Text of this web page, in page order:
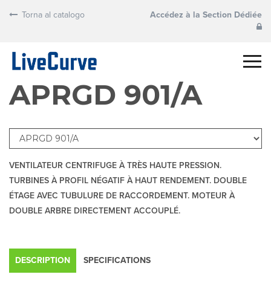
Torna al catalogo Accédez à la Section Dédiée
APRGD 901/A
VENTILATEUR CENTRIFUGE À TRÈS HAUTE PRESSION.
TURBINES À PROFIL NÉGATIF À HAUT RENDEMENT. DOUBLE
ÉTAGE AVEC TUBULURE DE RACCORDEMENT. MOTEUR À
DOUBLE ARBRE DIRECTEMENT ACCOUPLÉ.
DESCRIPTION SPECIFICATIONS